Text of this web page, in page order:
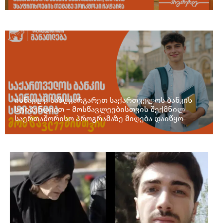
ისწავლე საზღვარგარეთ საქართველოს ბანკის
სტიპენდიით – მოსწავლეებისთვის შექმნილ
საერთაშორისო პროგრამაზე მიღება დაიწყო